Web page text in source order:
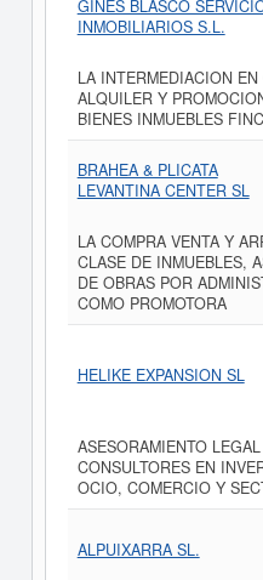
GINES BLASCO
INMOBILIARIOS S.L.
LA INTERMEDIACION
ALQUILER Y
BIENES INMUEBLES
BRAHEA & PLICATA
LEVANTINA CENTER SL
LA COMPRA VENTA Y
CLASE DE INMUEBLES,
DE OBRAS POR
COMO PROMOTORA
HELIKE EXPANSION SL
ASESORAMIENTO
CONSULTORES EN
OCIO, COMERCIO Y
ALPUIXARRA SL.